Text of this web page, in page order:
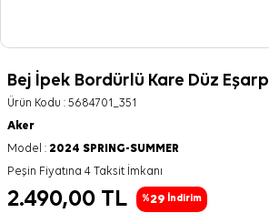
Bej İpek Bordürlü Kare Düz Eşarp
Ürün Kodu : 5684701_351
Aker
Model : 2024 SPRING-SUMMER
Peşin Fiyatına 4 Taksit İmkanı
2.490,00 TL %29 İndirim